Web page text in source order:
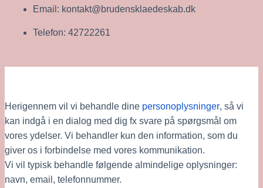
Email: kontakt@brudensklaedeskab.dk
Telefon: 42722261
Herigennem vil vi behandle dine personoplysninger, så vi
kan indgå i en dialog med dig fx svare på spørgsmål om
vores ydelser. Vi behandler kun den information, som du
giver os i forbindelse med vores kommunikation.
Vi vil typisk behandle følgende almindelige oplysninger:
navn, email, telefonnummer.